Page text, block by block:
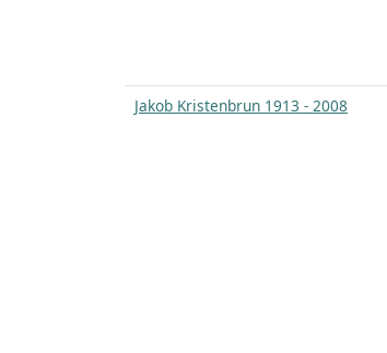
Jakob Kristenbrun 1913 - 2008